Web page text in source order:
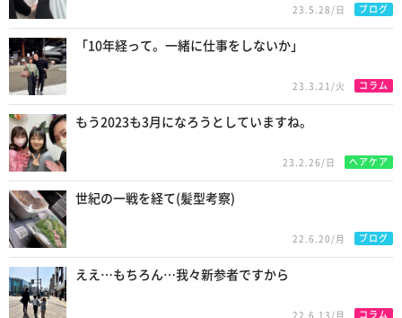
23.5.28/日 ブログ
「10年経って。一緒に仕事をしないか」
23.3.21/火 コラム
もう2023も3月になろうとしていますね。
23.2.26/日 ヘアケア
世紀の一戦を経て(髪型考察)
22.6.20/月 ブログ
ええ…もちろん…我々新参者ですから
22.6.13/月 コラム